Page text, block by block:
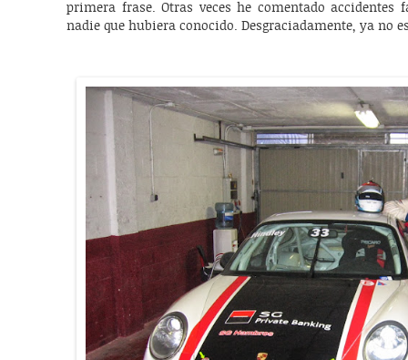
primera frase. Otras veces he comentado accidentes
nadie que hubiera conocido. Desgraciadamente, ya no